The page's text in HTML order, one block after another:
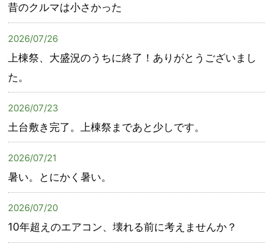
昔のクルマは小さかった
2026/07/26
上棟祭、大盛況のうちに終了！ありがとうございまし
た。
2026/07/23
土台敷き完了。上棟祭まであと少しです。
2026/07/21
暑い。とにかく暑い。
2026/07/20
10年超えのエアコン、壊れる前に考えませんか？